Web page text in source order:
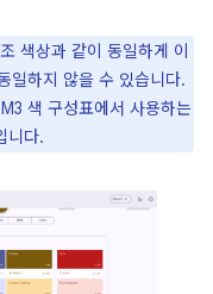
색상과 같이 동일하게 이
일하지 않을 수 있습니다.
색 구성표에서 사용하는
니다.